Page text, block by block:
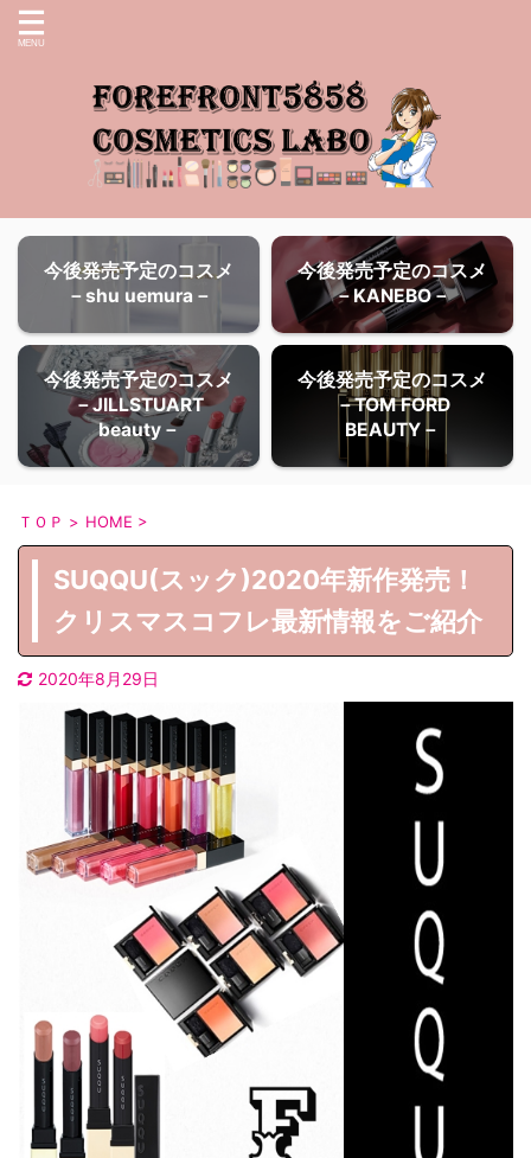
今後発売予定のコスメ
－shu uemura－
今後発売予定のコスメ
－KANEBO－
今後発売予定のコスメ
－JILLSTUART
beauty－
今後発売予定のコスメ
－TOM FORD
BEAUTY－
ＴＯＰ > HOME >
SUQQU(スック)2020年新作発売！
クリスマスコフレ最新情報をご紹介
2020年8月29日